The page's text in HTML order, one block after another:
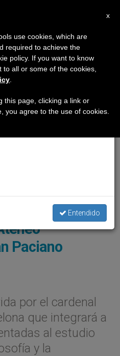
del Vaticano a
Paciano
por el cardenal
que integrará a
al estudio
y la
×
haremos la pausa
en el periodo de verano
y también el
Entendido
x
use cookies, which are
required to achieve the
policy. If you want to know
all or some of the cookies,
this page, clicking a link or
you agree to the use of cookies.